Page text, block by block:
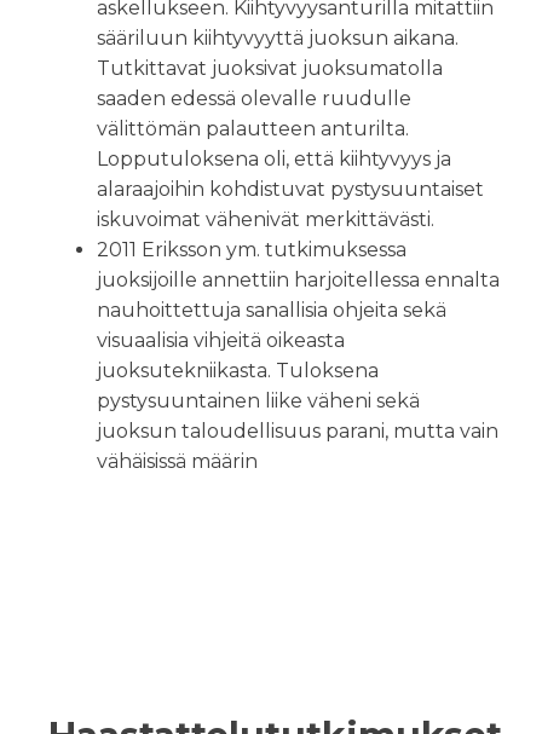
askellukseen. Kiihtyvyysanturilla mitattiin
sääriluun kiihtyvyyttä juoksun aikana.
Tutkittavat juoksivat juoksumatolla
saaden edessä olevalle ruudulle
välittömän palautteen anturilta.
Lopputuloksena oli, että kiihtyvyys ja
alaraajoihin kohdistuvat pystysuuntaiset
iskuvoimat vähenivät merkittävästi.
2011 Eriksson ym. tutkimuksessa
juoksijoille annettiin harjoitellessa ennalta
nauhoittettuja sanallisia ohjeita sekä
visuaalisia vihjeitä oikeasta
juoksutekniikasta. Tuloksena
pystysuuntainen liike väheni sekä
juoksun taloudellisuus parani, mutta vain
vähäisissä määrin